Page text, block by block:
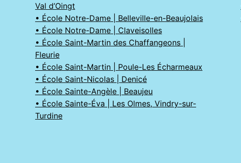
Val d’Oingt
• École Notre-Dame | Belleville-en-Beaujolais
• École Notre-Dame | Claveisolles
• École Saint-Martin des Chaffangeons |
Fleurie
• École Saint-Martin | Poule-Les Écharmeaux
• École Saint-Nicolas | Denicé
• École Sainte-Angèle | Beaujeu
• École Sainte-Éva | Les Olmes, Vindry-sur-
Turdine